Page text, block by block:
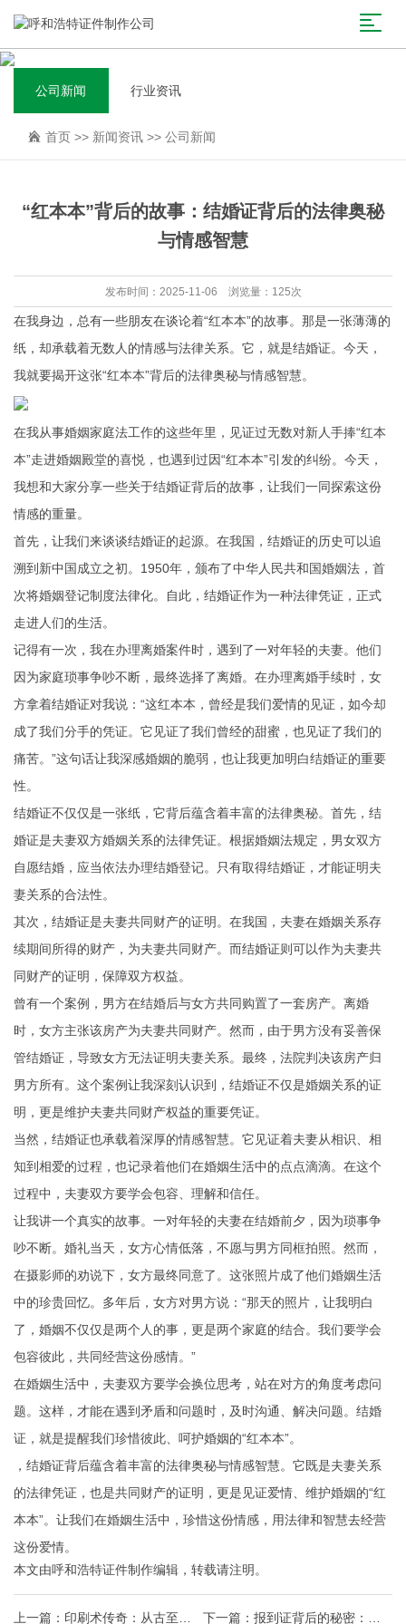
公司新闻 行业资讯
首页 >> 新闻资讯 >> 公司新闻
“红本本”背后的故事：结婚证背后的法律奥秘
与情感智慧
发布时间：2025-11-06 浏览量：125次
在我身边，总有一些朋友在谈论着“红本本”的故事。那是一张薄薄的
纸，却承载着无数人的情感与法律关系。它，就是结婚证。今天，
我就要揭开这张“红本本”背后的法律奥秘与情感智慧。
在我从事婚姻家庭法工作的这些年里，见证过无数对新人手捧“红本
本”走进婚姻殿堂的喜悦，也遇到过因“红本本”引发的纠纷。今天，
我想和大家分享一些关于结婚证背后的故事，让我们一同探索这份
情感的重量。
首先，让我们来谈谈结婚证的起源。在我国，结婚证的历史可以追
溯到新中国成立之初。1950年，颁布了中华人民共和国婚姻法，首
次将婚姻登记制度法律化。自此，结婚证作为一种法律凭证，正式
走进人们的生活。
记得有一次，我在办理离婚案件时，遇到了一对年轻的夫妻。他们
因为家庭琐事争吵不断，最终选择了离婚。在办理离婚手续时，女
方拿着结婚证对我说：“这红本本，曾经是我们爱情的见证，如今却
成了我们分手的凭证。它见证了我们曾经的甜蜜，也见证了我们的
痛苦。”这句话让我深感婚姻的脆弱，也让我更加明白结婚证的重要
性。
结婚证不仅仅是一张纸，它背后蕴含着丰富的法律奥秘。首先，结
婚证是夫妻双方婚姻关系的法律凭证。根据婚姻法规定，男女双方
自愿结婚，应当依法办理结婚登记。只有取得结婚证，才能证明夫
妻关系的合法性。
其次，结婚证是夫妻共同财产的证明。在我国，夫妻在婚姻关系存
续期间所得的财产，为夫妻共同财产。而结婚证则可以作为夫妻共
同财产的证明，保障双方权益。
曾有一个案例，男方在结婚后与女方共同购置了一套房产。离婚
时，女方主张该房产为夫妻共同财产。然而，由于男方没有妥善保
管结婚证，导致女方无法证明夫妻关系。最终，法院判决该房产归
男方所有。这个案例让我深刻认识到，结婚证不仅是婚姻关系的证
明，更是维护夫妻共同财产权益的重要凭证。
当然，结婚证也承载着深厚的情感智慧。它见证着夫妻从相识、相
知到相爱的过程，也记录着他们在婚姻生活中的点点滴滴。在这个
过程中，夫妻双方要学会包容、理解和信任。
让我讲一个真实的故事。一对年轻的夫妻在结婚前夕，因为琐事争
吵不断。婚礼当天，女方心情低落，不愿与男方同框拍照。然而，
在摄影师的劝说下，女方最终同意了。这张照片成了他们婚姻生活
中的珍贵回忆。多年后，女方对男方说：“那天的照片，让我明白
了，婚姻不仅仅是两个人的事，更是两个家庭的结合。我们要学会
包容彼此，共同经营这份感情。”
在婚姻生活中，夫妻双方要学会换位思考，站在对方的角度考虑问
题。这样，才能在遇到矛盾和问题时，及时沟通、解决问题。结婚
证，就是提醒我们珍惜彼此、呵护婚姻的“红本本”。
，结婚证背后蕴含着丰富的法律奥秘与情感智慧。它既是夫妻关系
的法律凭证，也是共同财产的证明，更是见证爱情、维护婚姻的“红
本本”。让我们在婚姻生活中，珍惜这份情感，用法律和智慧去经营
这份爱情。
本文由呼和浩特证件制作编辑，转载请注明。
上一篇： 印刷术传奇：从古至今 下一篇： 报到证背后的秘密：求